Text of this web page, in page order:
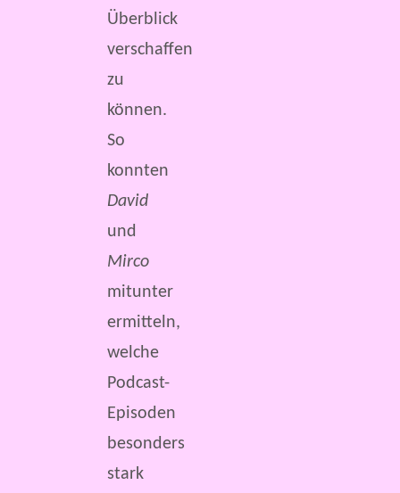
Überblick
verschaffen
zu
können.
So
konnten
David
und
Mirco
mitunter
ermitteln,
welche
Podcast-
Episoden
besonders
stark